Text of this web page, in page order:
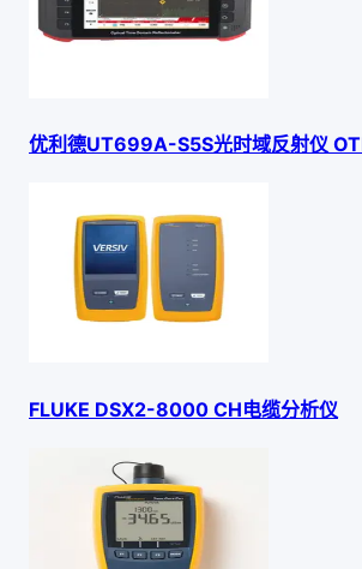
优利德UT699A-S5S光时域反射仪
FLUKE DSX2-8000 CH电缆分析仪